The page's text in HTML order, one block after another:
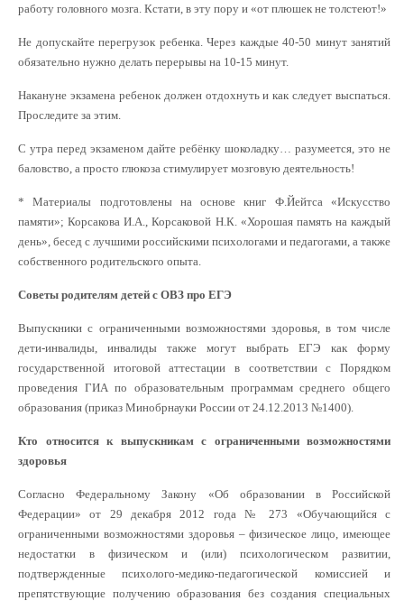
работу головного мозга. Кстати, в эту пору и «от плюшек не толстеют!»
Не допускайте перегрузок ребенка. Через каждые 40-50 минут занятий
обязательно нужно делать перерывы на 10-15 минут.
Накануне экзамена ребенок должен отдохнуть и как следует выспаться.
Проследите за этим.
С утра перед экзаменом дайте ребёнку шоколадку… разумеется, это не
баловство, а просто глюкоза стимулирует мозговую деятельность!
* Материалы подготовлены на основе книг Ф.Йейтса «Искусство
памяти»; Корсакова И.А., Корсаковой Н.К. «Хорошая память на каждый
день», бесед с лучшими российскими психологами и педагогами, а также
собственного родительского опыта.
Советы родителям детей с ОВЗ про ЕГЭ
Выпускники с ограниченными возможностями здоровья, в том числе
дети-инвалиды, инвалиды также могут выбрать ЕГЭ как форму
государственной итоговой аттестации в соответствии с Порядком
проведения ГИА по образовательным программам среднего общего
образования (приказ Минобрнауки России от 24.12.2013 №1400).
Кто относится к выпускникам с ограниченными возможностями
здоровья
Согласно Федеральному Закону «Об образовании в Российской
Федерации» от 29 декабря 2012 года № 273 «Обучающийся с
ограниченными возможностями здоровья – физическое лицо, имеющее
недостатки в физическом и (или) психологическом развитии,
подтвержденные психолого-медико-педагогической комиссией и
препятствующие получению образования без создания специальных